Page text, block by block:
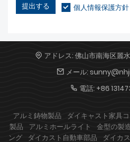
提出する 個人情報保護方針
アドレス: 佛山市南海区麗
メール:
電話: +86
アルミ鋳物製品 ダイキャスト家具
製品
アルミホールライト 金型の製
ング
ダイカスト自動車部品 ダイカ